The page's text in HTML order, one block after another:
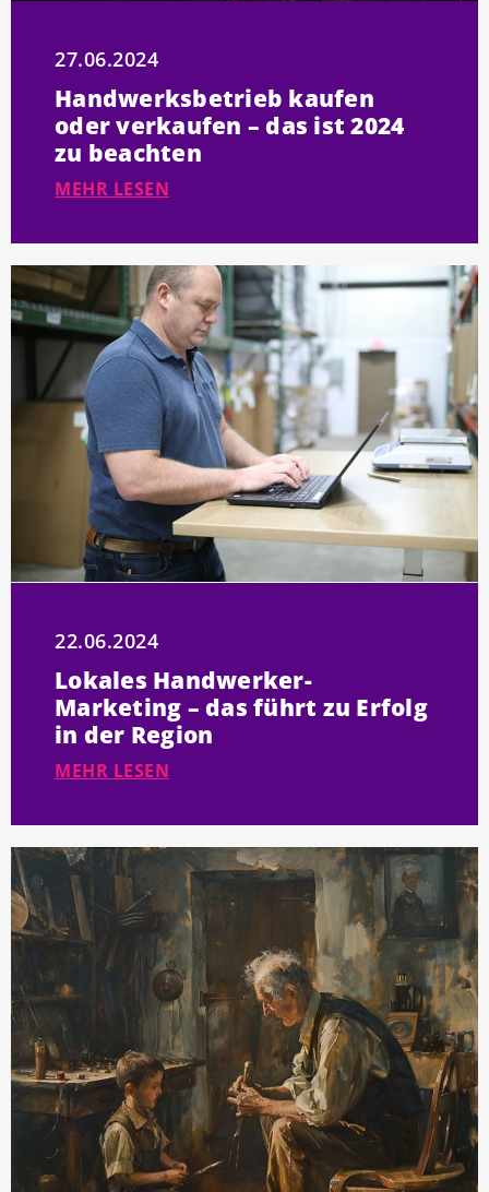
27.06.2024
Handwerksbetrieb kaufen
oder verkaufen – das ist 2024
zu beachten
MEHR LESEN
22.06.2024
Lokales Handwerker-
Marketing – das führt zu Erfolg
in der Region
MEHR LESEN